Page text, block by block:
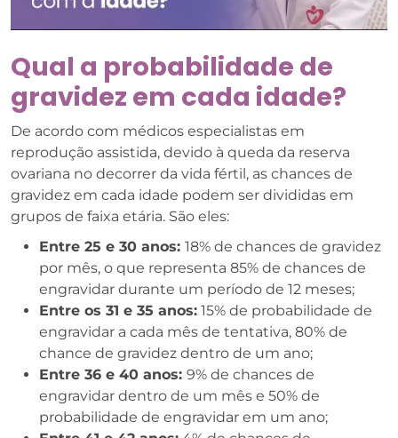
Qual a probabilidade de
gravidez em cada idade?
De acordo com médicos especialistas em
reprodução assistida, devido à queda da reserva
ovariana no decorrer da vida fértil, as chances de
gravidez em cada idade podem ser divididas em
grupos de faixa etária. São eles:
Entre 25 e 30 anos: 18% de chances de gravidez
por mês, o que representa 85% de chances de
engravidar durante um período de 12 meses;
Entre os 31 e 35 anos: 15% de probabilidade de
engravidar a cada mês de tentativa, 80% de
chance de gravidez dentro de um ano;
Entre 36 e 40 anos: 9% de chances de
engravidar dentro de um mês e 50% de
probabilidade de engravidar em um ano;